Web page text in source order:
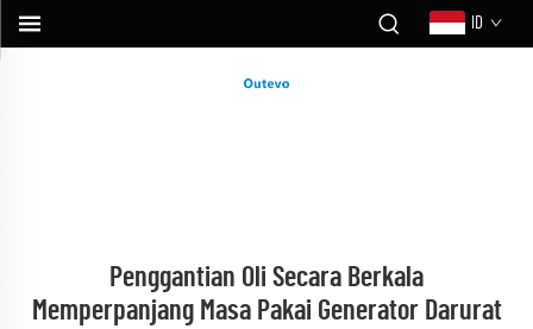
ID
Penggantian Oli Secara Berkala
Memperpanjang Masa Pakai Generator Darurat